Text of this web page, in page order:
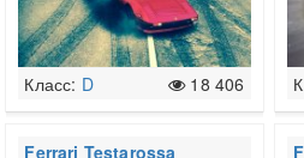
Класс: D 18 406
Ferrari Testarossa